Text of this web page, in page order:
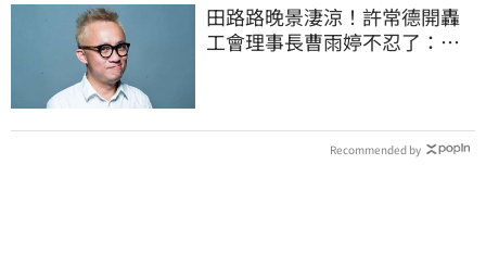
田路路晚景淒涼！許常德開轟
工會理事長曹雨婷不忍了：別
Recommended by